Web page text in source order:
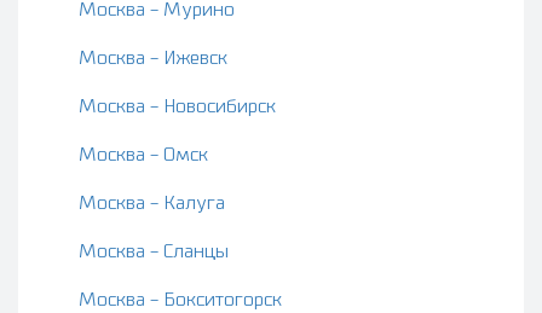
Москва - Мурино
Москва - Ижевск
Москва - Новосибирск
Москва - Омск
Москва - Калуга
Москва - Сланцы
Москва - Бокситогорск